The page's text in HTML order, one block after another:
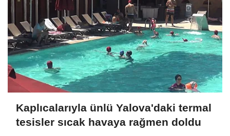
Kaplıcalarıyla ünlü Yalova'daki termal
tesisler sıcak havaya rağmen doldu